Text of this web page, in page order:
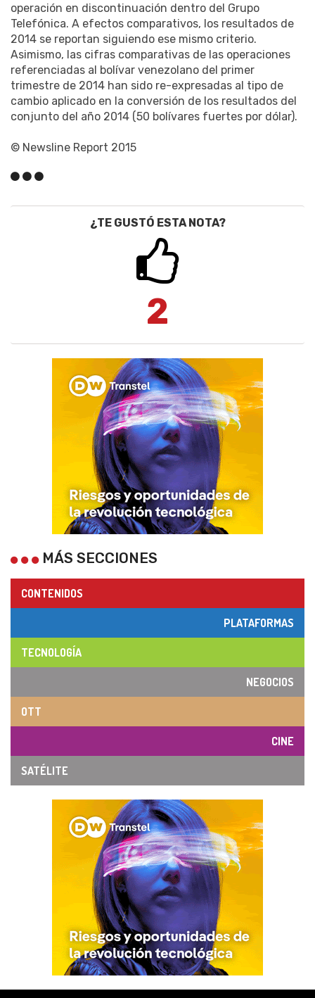
operación en discontinuación dentro del Grupo
Telefónica. A efectos comparativos, los resultados de
2014 se reportan siguiendo ese mismo criterio.
Asimismo, las cifras comparativas de las operaciones
referenciadas al bolívar venezolano del primer
trimestre de 2014 han sido re-expresadas al tipo de
cambio aplicado en la conversión de los resultados del
conjunto del año 2014 (50 bolívares fuertes por dólar).
© Newsline Report 2015
¿TE GUSTÓ ESTA NOTA?
2
MÁS SECCIONES
CONTENIDOS
PLATAFORMAS
TECNOLOGÍA
NEGOCIOS
OTT
CINE
SATÉLITE